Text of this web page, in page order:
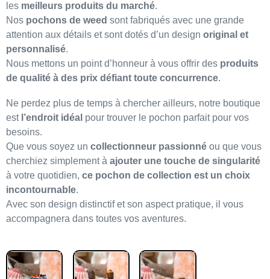
les meilleurs produits du marché.
Nos pochons de weed sont fabriqués avec une grande
attention aux détails et sont dotés d’un design original et
personnalisé.
Nous mettons un point d’honneur à vous offrir des produits
de qualité à des prix défiant toute concurrence.
Ne perdez plus de temps à chercher ailleurs, notre boutique
est l’endroit idéal pour trouver le pochon parfait pour vos
besoins.
Que vous soyez un collectionneur passionné ou que vous
cherchiez simplement à ajouter une touche de singularité
à votre quotidien, ce pochon de collection est un choix
incontournable.
Avec son design distinctif et son aspect pratique, il vous
accompagnera dans toutes vos aventures.